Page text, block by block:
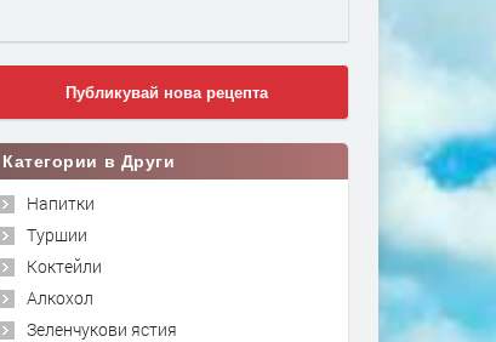
Публикувай нова рецепта
Категории в Други
Напитки
Туршии
Коктейли
Алкохол
Зеленчукови ястия